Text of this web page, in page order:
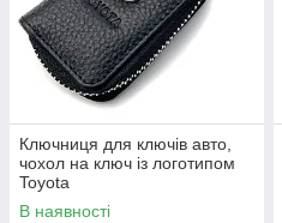
Ключниця для ключів авто,
чохол на ключ із логотипом
Toyota
В наявності